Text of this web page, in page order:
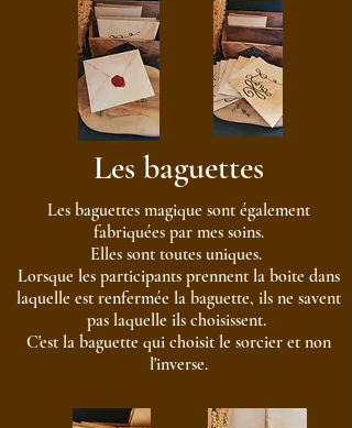
Les baguettes
Les baguettes magique sont également
fabriquées par mes soins.
Elles sont toutes uniques.
Lorsque les participants prennent la boite dans
laquelle est renfermée la baguette, ils ne savent
pas laquelle ils choisissent.
C'est la baguette qui choisit le sorcier et non
l'inverse.